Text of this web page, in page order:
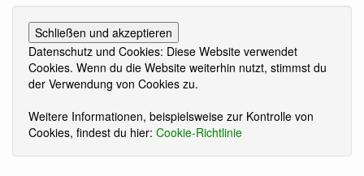
Datenschutz und Cookies: Diese Website verwendet
Cookies. Wenn du die Website weiterhin nutzt, stimmst du
der Verwendung von Cookies zu.
Weitere Informationen, beispielsweise zur Kontrolle von
Cookies, findest du hier: Cookie-Richtlinie